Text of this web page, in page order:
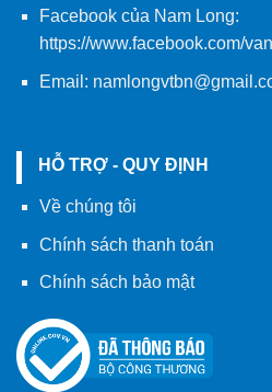
Facebook của Nam Long:
https://www.facebook.com/
Email:
HỖ TRỢ - QUY ĐỊNH
Về chúng tôi
Chính sách thanh toán
Chính sách bảo mật